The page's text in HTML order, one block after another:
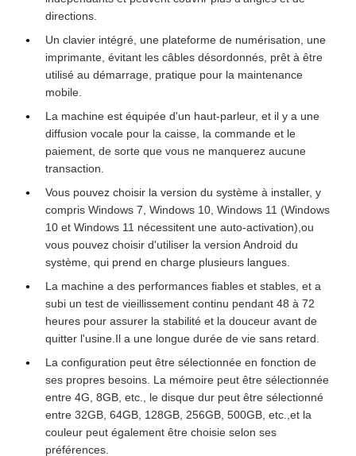
directions.
Un clavier intégré, une plateforme de numérisation, une
imprimante, évitant les câbles désordonnés, prêt à être
utilisé au démarrage, pratique pour la maintenance
mobile.
La machine est équipée d'un haut-parleur, et il y a une
diffusion vocale pour la caisse, la commande et le
paiement, de sorte que vous ne manquerez aucune
transaction.
Vous pouvez choisir la version du système à installer, y
compris Windows 7, Windows 10, Windows 11 (Windows
10 et Windows 11 nécessitent une auto-activation),ou
vous pouvez choisir d'utiliser la version Android du
système, qui prend en charge plusieurs langues.
La machine a des performances fiables et stables, et a
subi un test de vieillissement continu pendant 48 à 72
heures pour assurer la stabilité et la douceur avant de
quitter l'usine.Il a une longue durée de vie sans retard.
La configuration peut être sélectionnée en fonction de
ses propres besoins. La mémoire peut être sélectionnée
entre 4G, 8GB, etc., le disque dur peut être sélectionné
entre 32GB, 64GB, 128GB, 256GB, 500GB, etc.,et la
couleur peut également être choisie selon ses
préférences.